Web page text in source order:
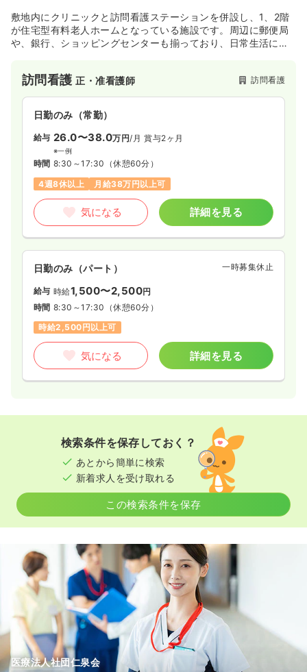
敷地内にクリニックと訪問看護ステーションを併設し、1、2階
が住宅型有料老人ホームとなっている施設です。周辺に郵便局
や、銀行、ショッピングセンターも揃っており、日常生活に便
訪問看護正・准看護師 訪問看護
日勤のみ（常勤）
給与 26.0〜38.0万円/月 賞与2ヶ月
※一例
時間 8:30～17:30 （休憩60分）
4週8休以上
月給38万円以上可
気になる 詳細を見る
日勤のみ（パート） 一時募集休止
給与 時給1,500〜2,500円
時間 8:30～17:30 （休憩60分）
時給2,500円以上可
気になる 詳細を見る
検索条件を保存しておく？
あとから簡単に検索
新着求人を受け取れる
この検索条件を保存
医療法人社団仁泉会